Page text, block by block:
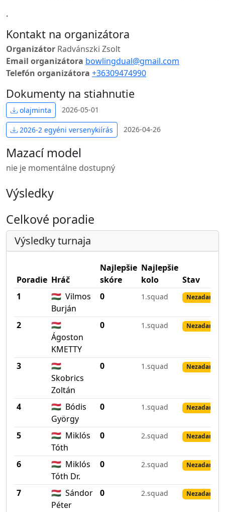
.
Kontakt na organizátora
Organizátor Radvánszki Zsolt
Email organizátora bowlingdual@gmail.com
Telefón organizátora +36309474990
Dokumenty na stiahnutie
olajminta 2026-05-01
2026-2 egyéni versenykiírás 2026-04-26
Mazací model
nie je momentálne dostupný
Výsledky
Celkové poradie
Výsledky turnaja
Poradie Hráč
Najlepšie
skóre
Najlepšie
kolo
Stav
1
🇭🇺 Vilmos
Burján
0 1.squad Nezadané
2
🇭🇺
Ágoston
KMETTY
0 1.squad Nezadané
3
🇭🇺
Skobrics
Zoltán
0 1.squad Nezadané
4 🇭🇺 Bódis
György
0 1.squad Nezadané
5 🇭🇺 Miklós
Tóth
0 2.squad Nezadané
6 🇭🇺 Miklós
Tóth Dr.
0 2.squad Nezadané
7 🇭🇺 Sándor
Péter
0 2.squad Nezadané